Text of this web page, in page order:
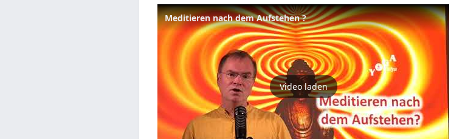
Meditieren nach dem Aufstehen ?
Video laden